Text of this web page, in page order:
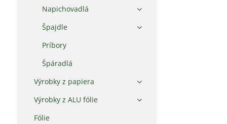
Napichovadlá
Špajdle
Príbory
Špáradlá
Výrobky z papiera
Výrobky z ALU fólie
Fólie